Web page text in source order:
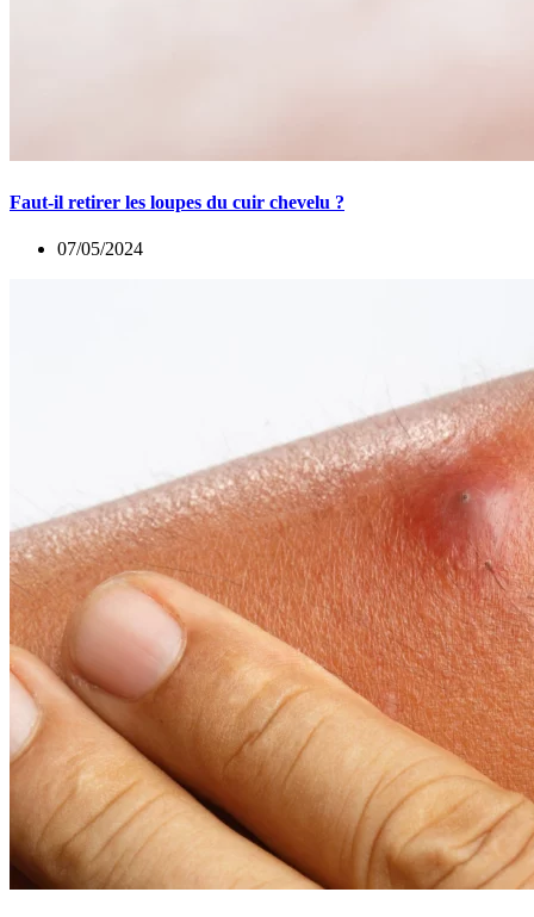
Faut-il retirer les loupes du cuir chevelu ?
07/05/2024